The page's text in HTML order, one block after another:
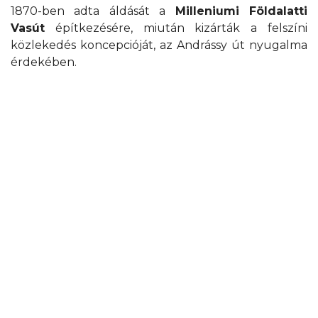
1870-ben adta áldását a Milleniumi Földalatti
Vasút építkezésére, miután kizárták a felszíni
közlekedés koncepcióját, az Andrássy út nyugalma
érdekében.